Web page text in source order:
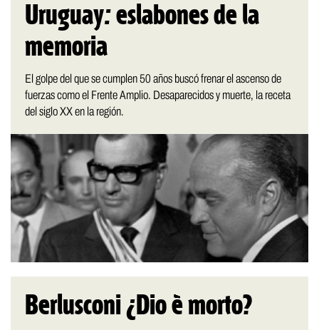
Uruguay: eslabones de la
memoria
El golpe del que se cumplen 50 años buscó frenar el ascenso de
fuerzas como el Frente Amplio. Desaparecidos y muerte, la receta
del siglo XX en la región.
Berlusconi ¿Dio è morto?